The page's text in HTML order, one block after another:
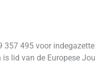
357 495 voor
lid van de Europese